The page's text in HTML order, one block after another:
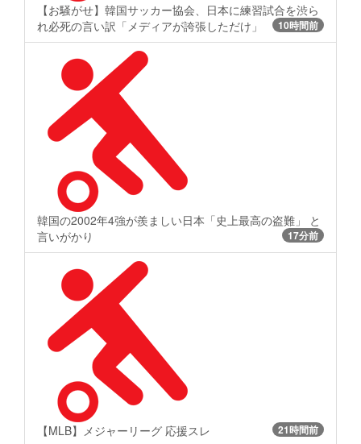
【お騒がせ】韓国サッカー協会、日本に練習試合を渋ら
れ必死の言い訳「メディアが誇張しただけ」
10時間前
韓国の2002年4強が羨ましい日本「史上最高の盗難」 と
言いがかり
17分前
【MLB】メジャーリーグ 応援スレ 21時間前